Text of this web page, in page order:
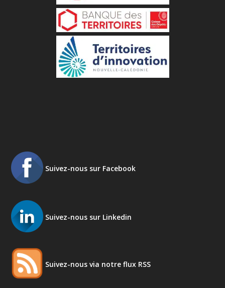
Suivez-nous sur Facebook
Suivez-nous sur Linkedin
Suivez-nous via notre flux RSS